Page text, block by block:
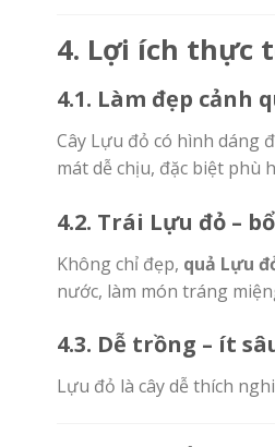
4. Lợi ích thực
4.1. Làm đẹp cảnh
Cây Lựu đỏ có hình dáng
mát dễ chịu, đặc biệt phù
4.2. Trái Lựu đỏ –
Không chỉ đẹp, quả Lựu
nước, làm món tráng
4.3. Dễ trồng – ít
Lựu đỏ là cây dễ thích